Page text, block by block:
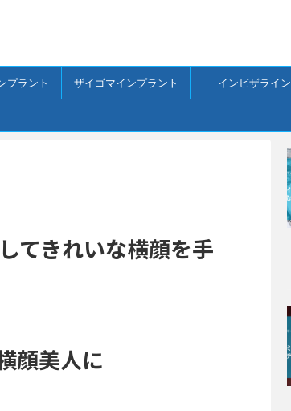
プラント ザイゴマインプラント インビザライン
てきれいな横顔を手
顔美人に